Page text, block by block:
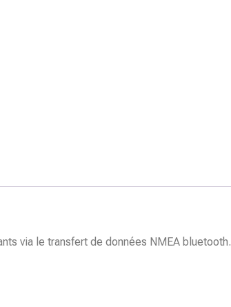
via le transfert de données NMEA bluetooth.